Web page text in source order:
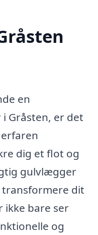
en
Gråsten, er det
dig et flot og
gulvlægger
dit
ikke bare ser
og